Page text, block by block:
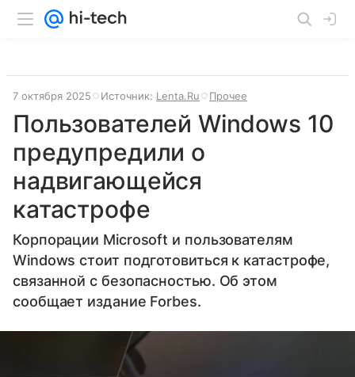
7 октября 2025 Источник: Lenta.Ru Прочее
Пользователей Windows 10
предупредили о
надвигающейся
катастрофе
Корпорации Microsoft и пользователям
Windows стоит подготовиться к катастрофе,
связанной с безопасностью. Об этом
сообщает издание Forbes.